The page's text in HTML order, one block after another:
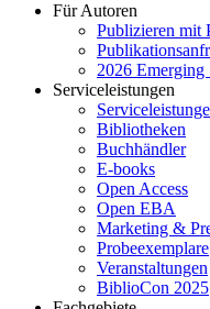
Für Autoren
Publizieren mit
2026 Emerging
Serviceleistungen
Bibliotheken
Buchhändler
E-books
Open Access
Open EBA
Marketing &
Probeexemplare
Veranstaltungen
BiblioCon 2025